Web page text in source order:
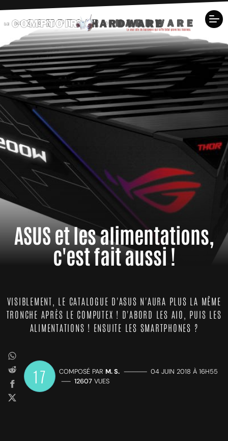
ASUS et les alimentations,
c'est fait aussi !
VISIBLEMENT, LE CATALOGUE D'ASUS N'AURA PLUS LA MÊME
TRONCHE APRÈS LE COMPUTEX ! D'ABORD LES AIO, PUIS LES
ALIMENTATIONS ! ENSUITE LES SMARTPHONES ?
17 COMPOSÉ PAR M. S. ————— 04 JUIN 2018 À 16H55
—— 12607 VUES